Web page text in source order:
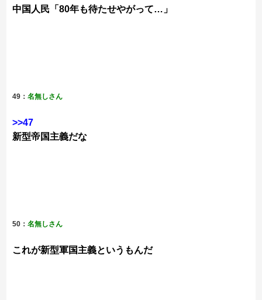
中国人民「80年も待たせやがって…」
49：名無しさん
>>47
新型帝国主義だな
50：名無しさん
これが新型軍国主義というもんだ